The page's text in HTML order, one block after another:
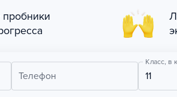
Телефон
Класс, в
11